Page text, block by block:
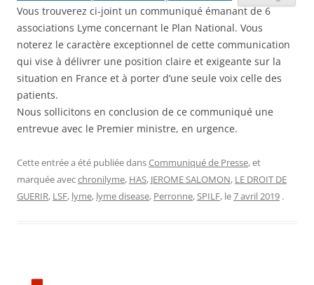
Vous trouverez ci-joint un communiqué émanant de 6
associations Lyme concernant le Plan National. Vous
noterez le caractère exceptionnel de cette communication
qui vise à délivrer une position claire et exigeante sur la
situation en France et à porter d’une seule voix celle des
patients.
Nous sollicitons en conclusion de ce communiqué une
entrevue avec le Premier ministre, en urgence.
Cette entrée a été publiée dansCommuniqué de Presse, et
marquée avecchronilyme, HAS, JEROME SALOMON, LE DROIT DE
GUERIR, LSF, lyme, lyme disease, Perronne,SPILF, le7 avril 2019 .